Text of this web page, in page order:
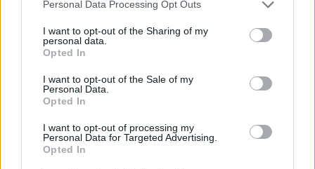
not limited to your visit or usage behaviour. You may click to
grant or deny consent to Google and its third-party tags to
use your data for below specified purposes in below Google
consent section.
Personal Data Processing Opt Outs
I want to opt-out of the Sharing of my
personal data.
Opted In
I want to opt-out of the Sale of my
Personal Data.
Opted In
I want to opt-out of processing my
Personal Data for Targeted Advertising.
Opted In
Láttad már? Hatalmas comb- és mellvillantás:
Jennifer Lawrence nagyon szexizik